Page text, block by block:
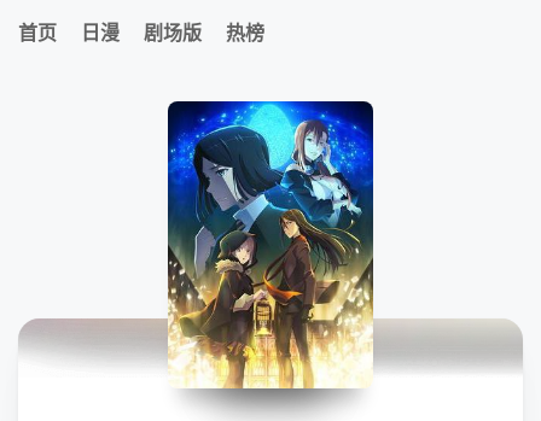
首页 日漫 剧场版 热榜